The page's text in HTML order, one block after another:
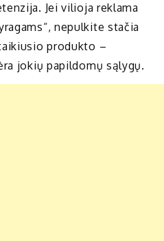
Jei vilioja reklama
nepulkite stačia
produkto –
jokių papildomų sąlygų.